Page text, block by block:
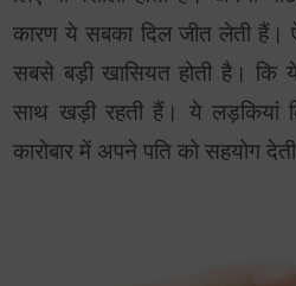
कारण ये सबका दिल जीत लेती हैं।
सबसे बड़ी खासियत होती है। कि
साथ खड़ी रहती हैं। ये लड़कियां
कारोबार में अपने पति को सहयोग